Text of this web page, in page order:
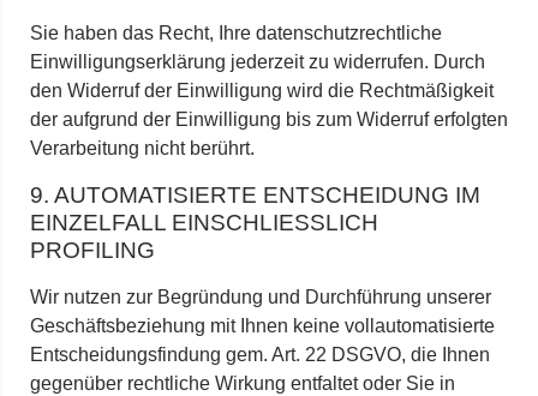
Sie haben das Recht, Ihre datenschutzrechtliche
Einwilligungserklärung jederzeit zu widerrufen. Durch
den Widerruf der Einwilligung wird die Rechtmäßigkeit
der aufgrund der Einwilligung bis zum Widerruf erfolgten
Verarbeitung nicht berührt.
9. AUTOMATISIERTE ENTSCHEIDUNG IM
EINZELFALL EINSCHLIESSLICH P
ROFILING
Wir nutzen zur Begründung und Durchführung unserer
Geschäftsbeziehung mit Ihnen keine vollautomatisierte
Entscheidungsfindung gem. Art. 22 DSGVO, die Ihnen
gegenüber rechtliche Wirkung entfaltet oder Sie in